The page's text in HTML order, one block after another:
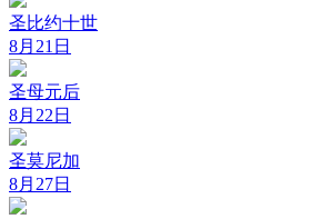
圣比约十世
8月21日
圣母元后
8月22日
圣莫尼加
8月27日